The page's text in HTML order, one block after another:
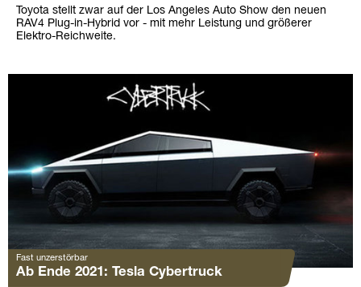
Toyota stellt zwar auf der Los Angeles Auto Show den neuen
RAV4 Plug-in-Hybrid vor - mit mehr Leistung und größerer
Elektro-Reichweite.
Fast unzerstörbar
Ab Ende 2021: Tesla Cybertruck